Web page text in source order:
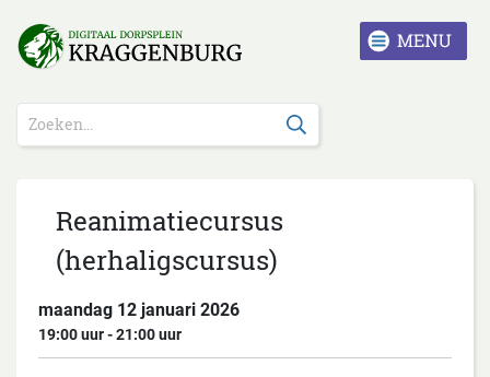
Reanimatiecursus
(herhaligscursus)
maandag 12 januari 2026
19:00 -21:00